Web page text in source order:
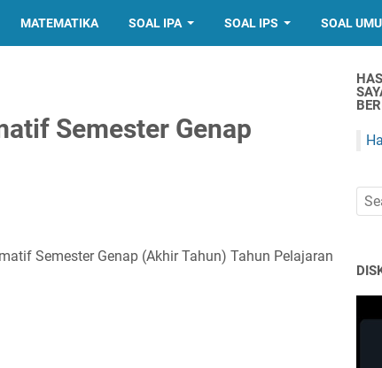
MATEMATIKA SOAL IPA SOAL IPS SOAL
Semester Genap
Semester Genap (Akhir Tahun) Tahun Pelajaran